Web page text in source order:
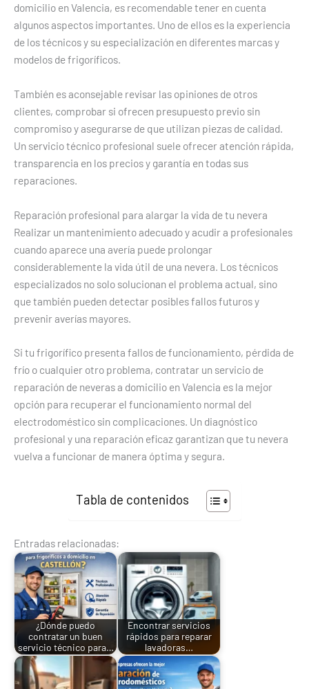
domicilio en Valencia, es recomendable tener en cuenta
algunos aspectos importantes. Uno de ellos es la experiencia
de los técnicos y su especialización en diferentes marcas y
modelos de frigoríficos.
También es aconsejable revisar las opiniones de otros
clientes, comprobar si ofrecen presupuesto previo sin
compromiso y asegurarse de que utilizan piezas de calidad.
Un servicio técnico profesional suele ofrecer atención rápida,
transparencia en los precios y garantía en todas sus
reparaciones.
Reparación profesional para alargar la vida de tu nevera
Realizar un mantenimiento adecuado y acudir a profesionales
cuando aparece una avería puede prolongar
considerablemente la vida útil de una nevera. Los técnicos
especializados no solo solucionan el problema actual, sino
que también pueden detectar posibles fallos futuros y
prevenir averías mayores.
Si tu frigorífico presenta fallos de funcionamiento, pérdida de
frío o cualquier otro problema, contratar un servicio de
reparación de neveras a domicilio en Valencia es la mejor
opción para recuperar el funcionamiento normal del
electrodoméstico sin complicaciones. Un diagnóstico
profesional y una reparación eficaz garantizan que tu nevera
vuelva a funcionar de manera óptima y segura.
Tabla de contenidos
Entradas relacionadas:
¿Dónde puedo
contratar un buen
servicio técnico para…
Encontrar servicios
rápidos para reparar
lavadoras…